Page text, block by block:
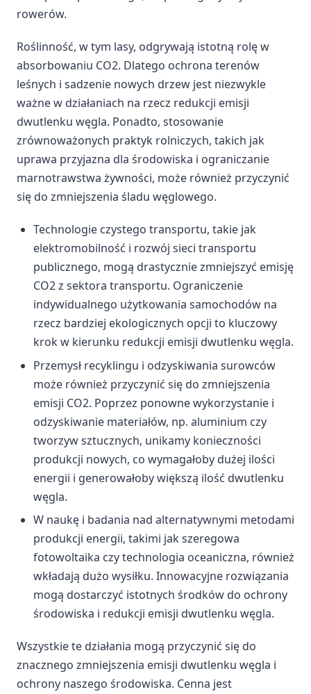
rowerów.
Roślinność, w tym lasy, odgrywają istotną rolę w
absorbowaniu CO2. Dlatego ochrona terenów
leśnych i sadzenie nowych drzew jest niezwykle
ważne w działaniach na rzecz redukcji emisji
dwutlenku węgla. Ponadto, stosowanie
zrównoważonych praktyk rolniczych, takich jak
uprawa przyjazna dla środowiska i ograniczanie
marnotrawstwa żywności, może również przyczynić
się do zmniejszenia śladu węglowego.
Technologie czystego transportu, takie jak
elektromobilność i rozwój sieci transportu
publicznego, mogą drastycznie zmniejszyć emisję
CO2 z sektora transportu. Ograniczenie
indywidualnego użytkowania samochodów na
rzecz bardziej ekologicznych opcji to kluczowy
krok w kierunku redukcji emisji dwutlenku węgla.
Przemysł recyklingu i odzyskiwania surowców
może również przyczynić się do zmniejszenia
emisji CO2. Poprzez ponowne wykorzystanie i
odzyskiwanie materiałów, np. aluminium czy
tworzyw sztucznych, unikamy konieczności
produkcji nowych, co wymagałoby dużej ilości
energii i generowałoby większą ilość dwutlenku
węgla.
W naukę i badania nad alternatywnymi metodami
produkcji energii, takimi jak szeregowa
fotowoltaika czy technologia oceaniczna, również
wkładają dużo wysiłku. Innowacyjne rozwiązania
mogą dostarczyć istotnych środków do ochrony
środowiska i redukcji emisji dwutlenku węgla.
Wszystkie te działania mogą przyczynić się do
znacznego zmniejszenia emisji dwutlenku węgla i
ochrony naszego środowiska. Cenna jest